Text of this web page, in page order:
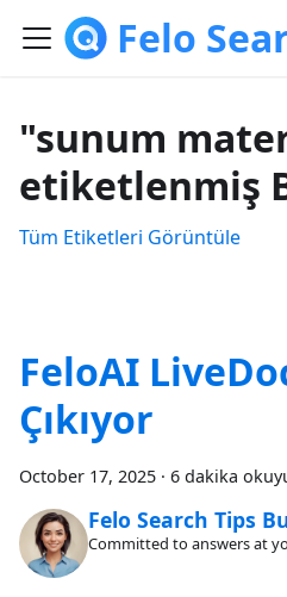
Felo
"sunum
etiketlenmiş
Tüm Etiketleri Görüntüle
FeloAI
Çıkıyor
October 17, 2025 · 6 dakika
Felo Search Tips
Committed to answers at